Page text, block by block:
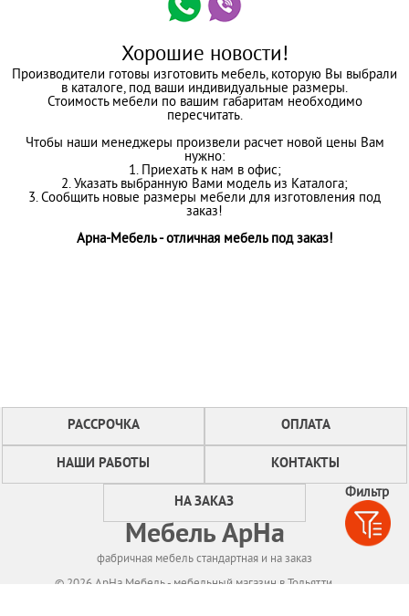
Фильтр
Хорошие новости!
Производители готовы изготовить мебель, которую Вы выбрали
в каталоге, под ваши индивидуальные размеры.
Стоимость мебели по вашим габаритам необходимо
пересчитать.
Чтобы наши менеджеры произвели расчет новой цены Вам
нужно:
1. Приехать к нам в офис;
2. Указать выбранную Вами модель из Каталога;
3. Сообщить новые размеры мебели для изготовления под
заказ!
Арна-Мебель - отличная мебель под заказ!
РАССРОЧКА ОПЛАТА
НАШИ РАБОТЫ КОНТАКТЫ
НА ЗАКАЗ
Мебель АрНа
фабричная мебель стандартная и на заказ
© 2026 АрНа Мебель - мебельный магазин в Тольятти